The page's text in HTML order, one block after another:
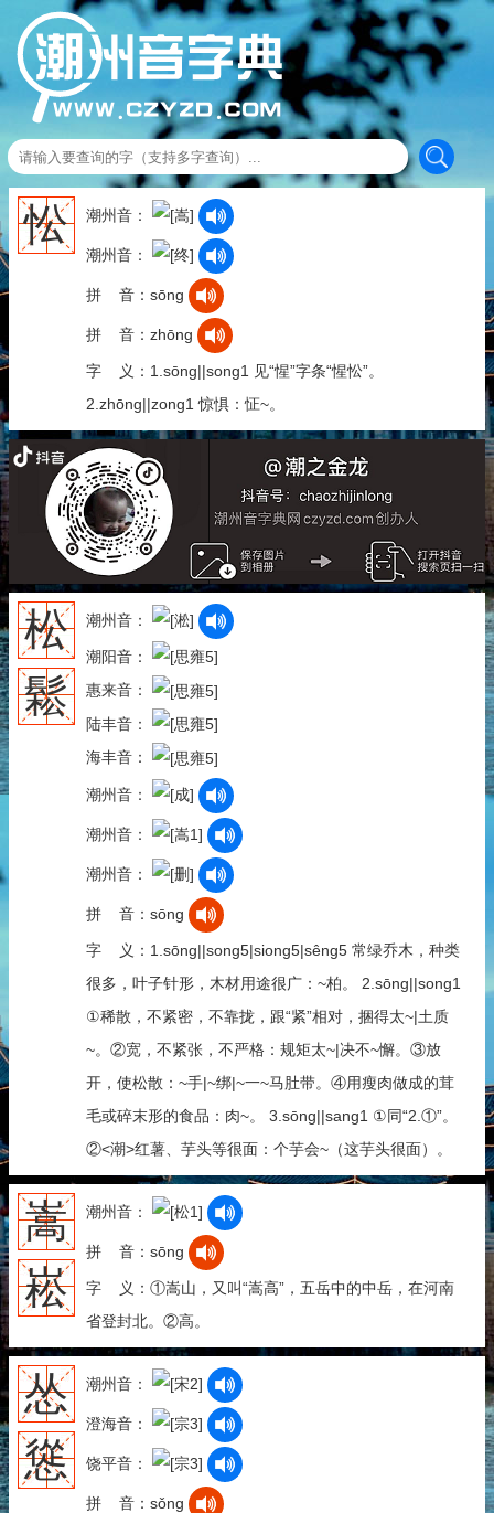
忪 潮州音：
潮州音：
拼 音：sōng
拼 音：zhōng
字 义：1.sōng||song1 见“惺”字条“惺忪”。
2.zhōng||zong1 惊惧：怔~。
松
鬆
潮州音：
潮阳音：
惠来音：
陆丰音：
海丰音：
潮州音：
潮州音：
潮州音：
拼 音：sōng
字 义：1.sōng||song5|siong5|sêng5 常绿乔木，种类
很多，叶子针形，木材用途很广：~柏。 2.sōng||song1
①稀散，不紧密，不靠拢，跟“紧”相对，捆得太~|土质
~。②宽，不紧张，不严格：规矩太~|决不~懈。③放
开，使松散：~手|~绑|~一~马肚带。④用瘦肉做成的茸
毛或碎末形的食品：肉~。 3.sōng||sang1 ①同“2.①”。
②<潮>红薯、芋头等很面：个芋会~（这芋头很面）。
嵩
崧
潮州音：
拼 音：sōng
字 义：①嵩山，又叫“嵩高”，五岳中的中岳，在河南
省登封北。②高。
怂
慫
潮州音：
澄海音：
饶平音：
拼 音：sǒng